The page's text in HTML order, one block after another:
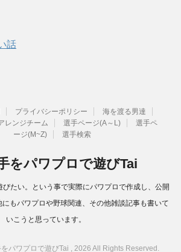
話
プライバシーポリシー
海を渡る男達
レンジチーム
選手ページ(A～L)
選手ペ
ージ(M~Z)
選手検索
をパワプロで遊びTai
びたい。という事で実際にパワプロで作成し、公開
もパワプロや野球関連、その他雑談記事も書いて
いこうと思っています。
パワプロで遊びTai , 2026 All Rights Reserved.